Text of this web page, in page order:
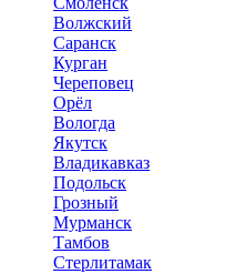
Волжский
Саранск
Курган
Череповец
Орёл
Вологда
Якутск
Владикавказ
Подольск
Грозный
Мурманск
Тамбов
Стерлитамак